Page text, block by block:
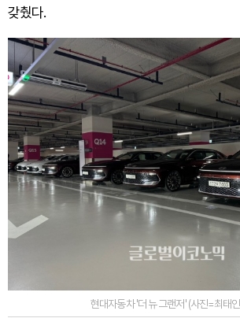
갖췄다.
현대자동차 '더 뉴 그랜저' (사진=최태